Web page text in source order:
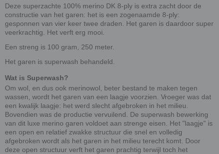
Deze superzachte 100% merino DK 8-ply is extra zacht door de
constructie van het garen: het is een zogenaamde 8-ply:
gesponnen van vier keer twee draden. Het garen is daardoor super
veerkrachtig. Het verft erg mooi.
Een streng is 100 gram, 250 meter.
Het garen is superwash behandeld.
Wat is Superwash?
Om wol, en dus ook merinowol, beter bestand te maken tegen
wassen, wordt het garen van een laagje voorzien. Vroeger was dat
een kwalijk laagje: het werd slecht afgebroken in het milieu.
Bovendien was de productie vervuilend. De superwash bewerking
van dit luxe merino garen voldoet aan strenge eisen. Het "laagje" is
een open en relatief zwakke structuur die snel en volledig
afgebroken wordt als het garen in het milieu terecht komt. Door
deze open structuur verft het garen prachtig terwijl toch het